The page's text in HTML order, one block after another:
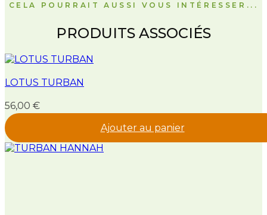
CELA POURRAIT AUSSI VOUS INTÉRESSER...
PRODUITS ASSOCIÉS
LOTUS TURBAN
56,00 €
Ajouter au panier